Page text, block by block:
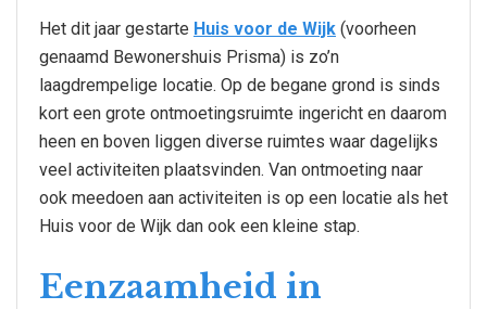
Het dit jaar gestarte Huis voor de Wijk (voorheen
genaamd Bewonershuis Prisma) is zo’n
laagdrempelige locatie. Op de begane grond is sinds
kort een grote ontmoetingsruimte ingericht en daarom
heen en boven liggen diverse ruimtes waar dagelijks
veel activiteiten plaatsvinden. Van ontmoeting naar
ook meedoen aan activiteiten is op een locatie als het
Huis voor de Wijk dan ook een kleine stap.
Eenzaamheid in